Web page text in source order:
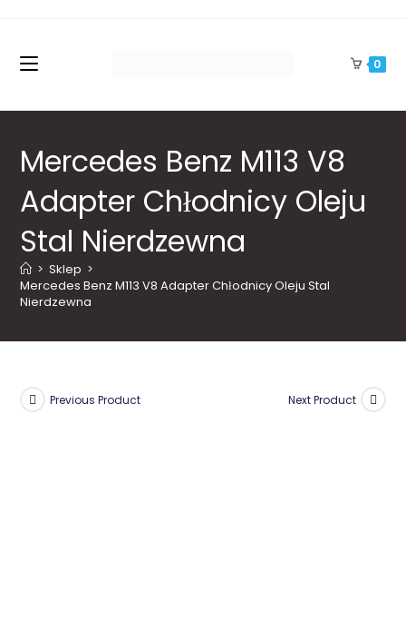
content
0
Mercedes Benz M113 V8
Adapter Chłodnicy Oleju
Stal Nierdzewna
> Sklep >
Mercedes Benz M113 V8 Adapter Chłodnicy Oleju Stal
Nierdzewna
Previous Product Next Product